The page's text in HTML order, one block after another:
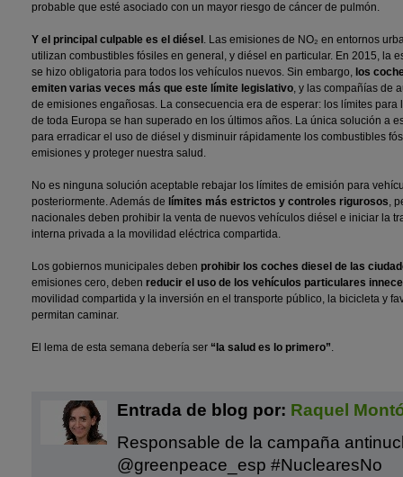
probable que esté asociado con un mayor riesgo de cáncer de pulmón.
Y el principal culpable es el diésel . Las emisiones de NO₂ en entornos
utilizan combustibles fósiles en general, y diésel en particular. En 2015, la
se hizo obligatoria para todos los vehículos nuevos. Sin embargo, los
emiten varias veces más que este límite legislativo, y las compañías de
de emisiones engañosas. La consecuencia era de esperar: los límites
de toda Europa se han superado en los últimos años. La única solución a
para erradicar el uso de diésel y disminuir rápidamente los combustibles
emisiones y proteger nuestra salud.
No es ninguna solución aceptable rebajar los límites de emisión para
posteriormente. Además de límites más estrictos y controles rigurosos,
nacionales deben prohibir la venta de nuevos vehículos diésel e iniciar la
interna privada a la movilidad eléctrica compartida.
Los gobiernos municipales deben prohibir los coches diesel de las
emisiones cero, deben reducir el uso de los vehículos particulares
movilidad compartida y la inversión en el transporte público, la bicicleta y
permitan caminar.
El lema de esta semana debería ser “ la salud es lo primero”.
Entrada de blog por: Raquel
Responsable de la campaña
@greenpeace_esp #NuclearesNo